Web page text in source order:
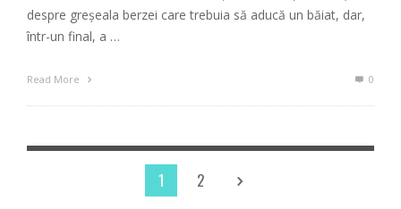
despre greșeala berzei care trebuia să aducă un băiat, dar,
într-un final, a …
Read More 0
1 2